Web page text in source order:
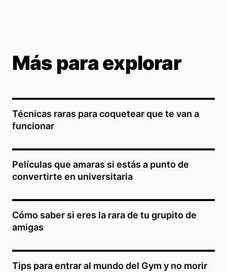
Más para explorar
Técnicas raras para coquetear que te van a
funcionar
Películas que amaras si estás a punto de
convertirte en universitaria
Cómo saber si eres la rara de tu grupito de
amigas
Tips para entrar al mundo del Gym y no morir